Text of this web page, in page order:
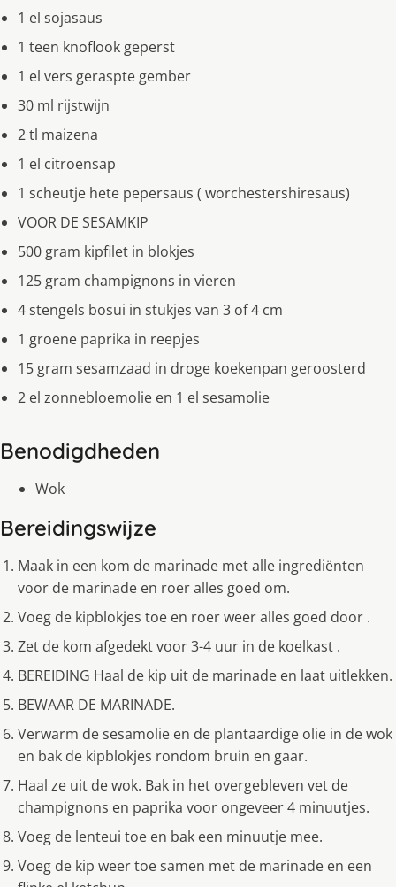
1 el sojasaus
1 teen knoflook geperst
1 el vers geraspte gember
30 ml rijstwijn
2 tl maizena
1 el citroensap
1 scheutje hete pepersaus ( worchestershiresaus)
VOOR DE SESAMKIP
500 gram kipfilet in blokjes
125 gram champignons in vieren
4 stengels bosui in stukjes van 3 of 4 cm
1 groene paprika in reepjes
15 gram sesamzaad in droge koekenpan geroosterd
2 el zonnebloemolie en 1 el sesamolie
Benodigdheden
Wok
Bereidingswijze
Maak in een kom de marinade met alle ingrediënten
voor de marinade en roer alles goed om.
Voeg de kipblokjes toe en roer weer alles goed door .
Zet de kom afgedekt voor 3-4 uur in de koelkast .
BEREIDING Haal de kip uit de marinade en laat uitlekken.
BEWAAR DE MARINADE.
Verwarm de sesamolie en de plantaardige olie in de wok
en bak de kipblokjes rondom bruin en gaar.
Haal ze uit de wok. Bak in het overgebleven vet de
champignons en paprika voor ongeveer 4 minuutjes.
Voeg de lenteui toe en bak een minuutje mee.
Voeg de kip weer toe samen met de marinade en een